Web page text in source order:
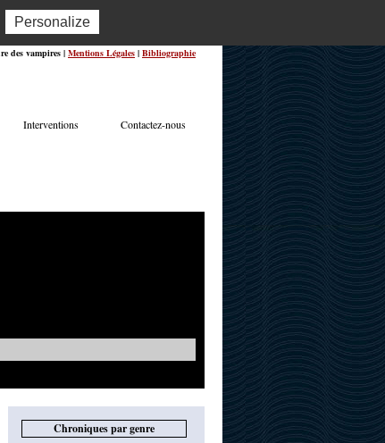
des vampires | Mentions Légales | Bibliographie
Interventions Contactez-nous
Chroniques par genre
Personalize